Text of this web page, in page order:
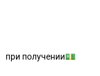
получении💵